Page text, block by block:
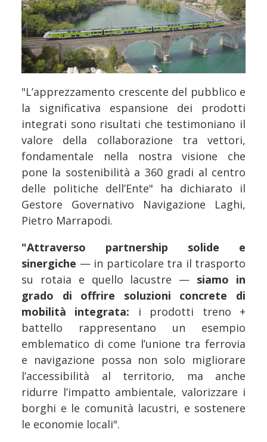
"L’apprezzamento crescente del pubblico e
la significativa espansione dei prodotti
integrati sono risultati che testimoniano il
valore della collaborazione tra vettori,
fondamentale nella nostra visione che
pone la sostenibilità a 360 gradi al centro
delle politiche dell’Ente" ha dichiarato il
Gestore Governativo Navigazione Laghi,
Pietro Marrapodi.
"Attraverso partnership solide e
sinergiche — in particolare tra il trasporto
su rotaia e quello lacustre — siamo in
grado di offrire soluzioni concrete di
mobilità integrata: i prodotti treno +
battello rappresentano un esempio
emblematico di come l’unione tra ferrovia
e navigazione possa non solo migliorare
l’accessibilità al territorio, ma anche
ridurre l’impatto ambientale, valorizzare i
borghi e le comunità lacustri, e sostenere
le economie locali".